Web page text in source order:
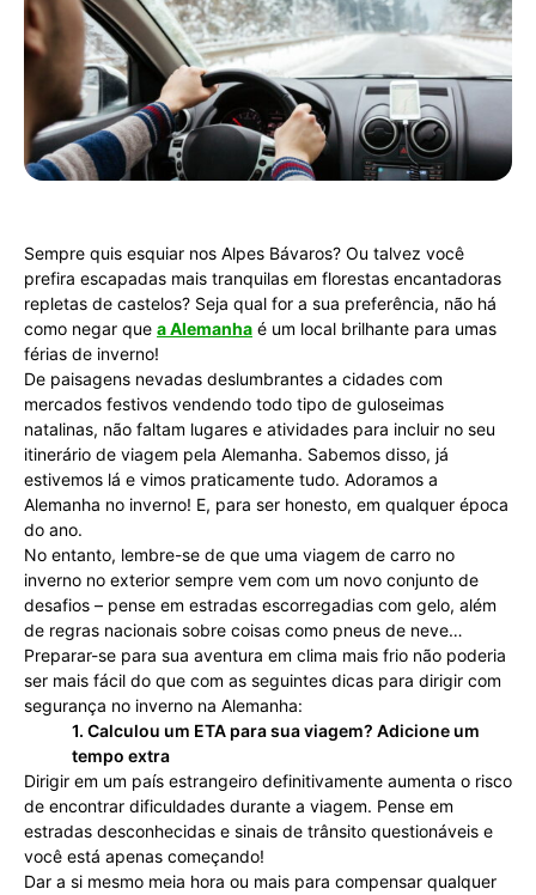
Sempre quis esquiar nos Alpes Bávaros? Ou talvez você
prefira escapadas mais tranquilas em florestas encantadoras
repletas de castelos? Seja qual for a sua preferência, não há
como negar que a Alemanha é um local brilhante para umas
férias de inverno!
De paisagens nevadas deslumbrantes a cidades com
mercados festivos vendendo todo tipo de guloseimas
natalinas, não faltam lugares e atividades para incluir no seu
itinerário de viagem pela Alemanha. Sabemos disso, já
estivemos lá e vimos praticamente tudo. Adoramos a
Alemanha no inverno! E, para ser honesto, em qualquer época
do ano.
No entanto, lembre-se de que uma viagem de carro no
inverno no exterior sempre vem com um novo conjunto de
desafios – pense em estradas escorregadias com gelo, além
de regras nacionais sobre coisas como pneus de neve…
Preparar-se para sua aventura em clima mais frio não poderia
ser mais fácil do que com as seguintes dicas para dirigir com
segurança no inverno na Alemanha:
1. Calculou um ETA para sua viagem? Adicione um
tempo extra
Dirigir em um país estrangeiro definitivamente aumenta o risco
de encontrar dificuldades durante a viagem. Pense em
estradas desconhecidas e sinais de trânsito questionáveis e
você está apenas começando!
Dar a si mesmo meia hora ou mais para compensar qualquer